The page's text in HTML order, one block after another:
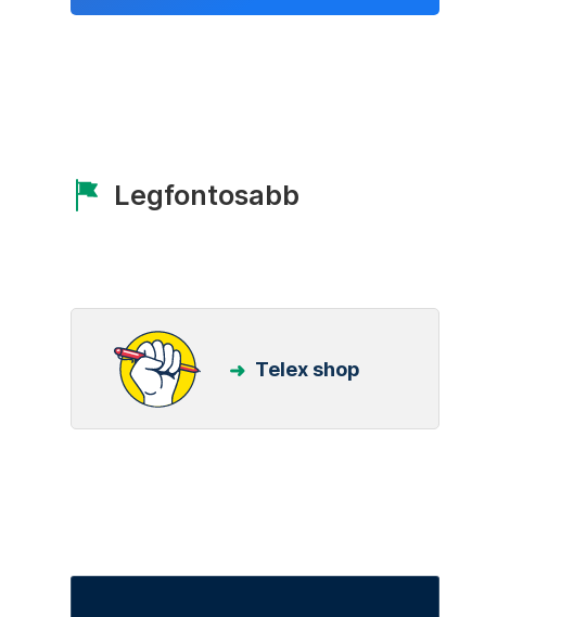
Legfontosabb
Telex shop